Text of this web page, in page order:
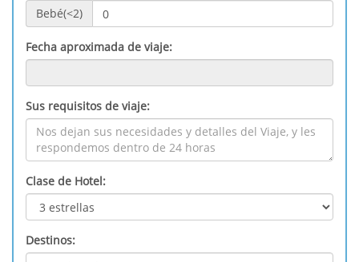
Bebé(<2)
Fecha aproximada de viaje:
Sus requisitos de viaje:
Clase de Hotel:
Destinos: